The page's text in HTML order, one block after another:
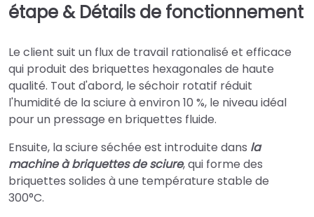
étape & Détails de fonctionnement
Le client suit un flux de travail rationalisé et efficace
qui produit des briquettes hexagonales de haute
qualité. Tout d'abord, le séchoir rotatif réduit
l'humidité de la sciure à environ 10 %, le niveau idéal
pour un pressage en briquettes fluide.
Ensuite, la sciure séchée est introduite dans la
machine à briquettes de sciure, qui forme des
briquettes solides à une température stable de
300°C.